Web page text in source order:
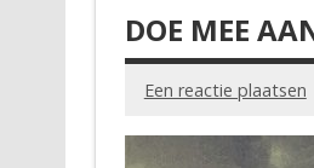
DOE MEE
Een reactie plaatsen